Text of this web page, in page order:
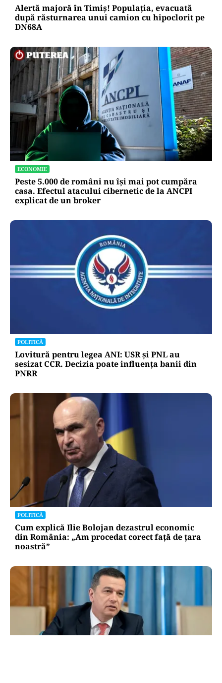
Alertă majoră în Timiș! Populația, evacuată
după răsturnarea unui camion cu hipoclorit pe
DN68A
ECONOMIE
Peste 5.000 de români nu își mai pot cumpăra
casa. Efectul atacului cibernetic de la ANCPI
explicat de un broker
POLITICĂ
Lovitură pentru legea ANI: USR și PNL au
sesizat CCR. Decizia poate influența banii din
PNRR
POLITICĂ
Cum explică Ilie Bolojan dezastrul economic
din România: „Am procedat corect față de țara
noastră”